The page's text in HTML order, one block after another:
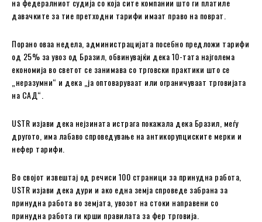
на федералниот судија со која сите компании што ги платиле
давачките за тие претходни тарифи имаат право на поврат.
Порано оваа недела, администрацијата посебно предложи тарифи
од 25% за увоз од Бразил, обвинувајќи дека 10-тата најголема
економија во светот се занимава со трговски практики што се
„неразумни“ и дека „ја оптоваруваат или ограничуваат трговијата
на САД“.
USTR изјави дека нејзината истрага покажала дека Бразил, меѓу
другото, има лабаво спроведување на антикорупциските мерки и
нефер тарифи.
Во својот извештај од речиси 100 страници за принудна работа,
USTR изјави дека дури и ако една земја спроведе забрана за
принудна работа во земјата, увозот на стоки направени со
принудна работа ги крши правилата за фер трговија.